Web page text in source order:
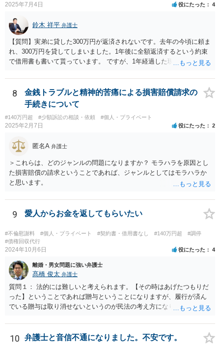
2025年7月4日 役にたった 4
鈴木 祥平 弁護士
【質問】実弟に貸した300万円が返済されないです。去年の今頃に頼ま
れ、300万円を貸してしまいました。1年後に全額返済するという約束
で借用書も書いて貰っています。 ですが、1年経過した現在一銭も返
どという話も無く、開き直っている様に見受けられます。返済は勿論
ですが、今までの弟の素行等問題は色々あり、反省と制裁して欲しい
です。 【回答】おそらく、弟さんとしては、「返済しなかったとして
も、兄が自分に対して法的措置を講じてくることはないであろう」と
いう「甘え」があるのだと思います。きちんと返済をさせるために
は、「家族内の問題であるから穏便に解決を図る」という対応ではな
くて、一般社会の中のルールに基づいて、「約束（契約）したことを
守らない場合には、法的措置を講じる」という当たり前の対応を取る
べきであろうかと思います。もちろん、現実的に一括で返済出来る状
況ではないのかもしれませんが、分割でもきちんと返済をさせる合意
を取り付けるべきです。訴訟を提起した上で、「裁判上の和解」（分
割での返済）をすれば、その返済を怠った場合には強制執行（国の力
で強制的に相手方から財産を取り上げて、そこから回収する）という
ことができます。まずは、弁護士に相談をすることから初めて頂いた
方が良いかと思います。
8
金銭トラブルと精神的苦痛による損害賠償請求の
手続きについて
#140万円超 #少額訴訟の相談・依頼 #個人・プライベート
2025年2月7日 役にたった 2
匿名A 弁護士
＞これらは、どのジャンルの問題になりますか？ モラハラを原因とし
た損害賠償の請求ということであれば、ジャンルとしてはモラハラか
と思います。
9 愛人からお金を返してもらいたい
#不倫慰謝料 #個人・プライベート #契約書・借用書なし #140万円超
#調停
#債権回収代行
2024年10月6日 役にたった 4
離婚・男女問題に強い弁護士
髙橋 俊太 弁護士
質問１： 法的には難しいと考えられます。【その時はあげたつもりだ
った】ということであれば贈与ということになりますが、履行が済ん
でいる贈与は取り消せないというのが民法の考え方になります。（な
あった場合に意味が生じる議論だと思われます。） 質問２： 調停申立
てをすること自体は可能ですが、相手方が調停に出席して話し合いに
よる解決に応じない限り、実効性はほとんどないと思われます。 質問
10 弁護士と音信不通になりました。不安です。